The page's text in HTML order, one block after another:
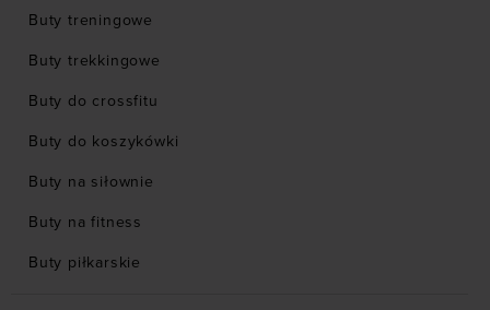
Buty treningowe
Buty trekkingowe
Buty do crossfitu
Buty do koszykówki
Buty na siłownie
Buty na fitness
Buty piłkarskie